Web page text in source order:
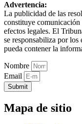
Advertencia:
La publicidad de las
constituye
efectos legales. El
se responsabiliza por los
pueda contener la
Nombre
Email
Submit
Mapa de sitio